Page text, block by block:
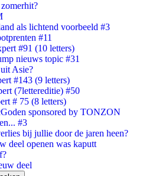
als lichtend voorbeeld #3
#11
#91 (10 letters)
nieuws topic #31
Asie?
#143 (9 letters)
(7lettereditie) #50
# 75 (8 letters)
sponsored by TONZON
#3
bij jullie door de jaren heen?
deel openen was kaputt
deel